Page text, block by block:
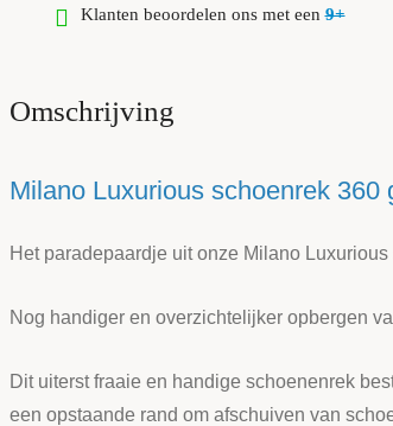
Klanten beoordelen ons met een9+
Omschrijving
Milano Luxurious schoenrek 360
Het paradepaardje uit onze Milano
Nog handiger en overzichtelijker opbergen
Dit uiterst fraaie en handige schoenenrek
een opstaande rand om afschuiven van